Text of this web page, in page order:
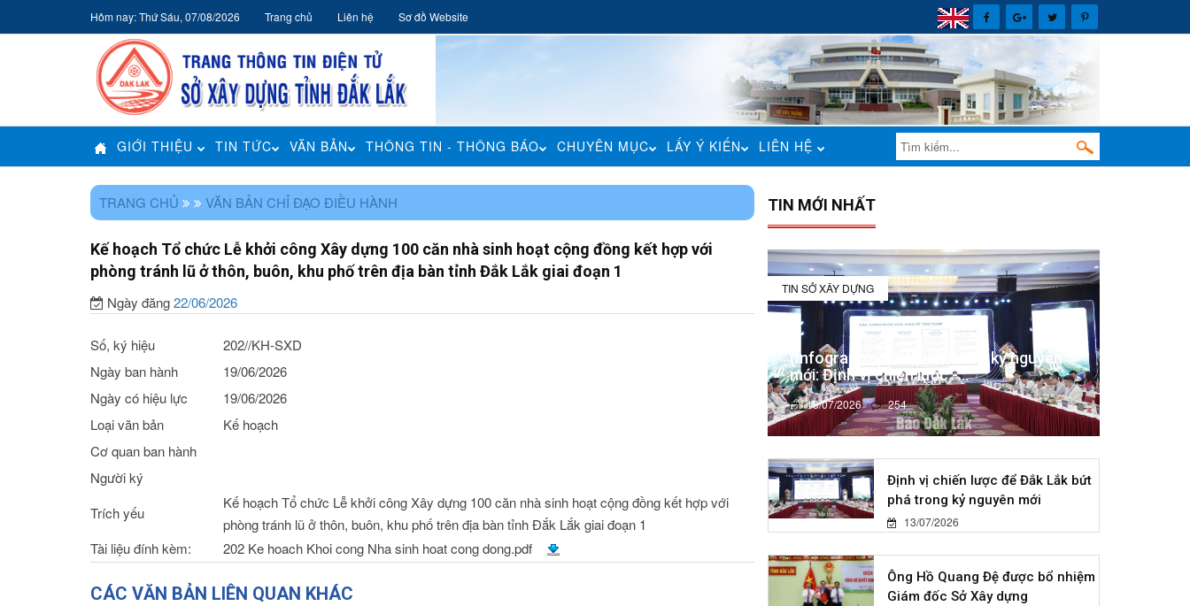
Hôm nay: Thứ Sáu, 07/08/2026 Trang chủ Liên hệ Sơ đồ Website
GIỚI THIỆU TIN TỨC VĂN BẢN THÔNG TIN - THÔNG BÁO CHUYÊN MỤC LẤY Ý KIẾN LIÊN HỆ
TRANG CHỦ VĂN BẢN CHỈ ĐẠO ĐIỀU HÀNH
Kế hoạch Tổ chức Lễ khởi công Xây dựng 100 căn nhà sinh hoạt cộng đồng kết hợp với
phòng tránh lũ ở thôn, buôn, khu phố trên địa bàn tỉnh Đắk Lắk giai đoạn 1
Ngày đăng22/06/2026
Số, ký hiệu
202//KH-SXD
Ngày ban hành
19/06/2026
Ngày có hiệu lực
19/06/2026
Loại văn bản
Kế hoạch
Cơ quan ban hành
Người ký
Trích yếu
Kế hoạch Tổ chức Lễ khởi công Xây dựng 100 căn nhà sinh hoạt cộng đồng kết hợp với
phòng tránh lũ ở thôn, buôn, khu phố trên địa bàn tỉnh Đắk Lắk giai đoạn 1
Tài liệu đính kèm:
202 Ke hoach Khoi cong Nha sinh hoat cong dong.pdf
CÁC VĂN BẢN LIÊN QUAN KHÁC
TIN MỚI NHẤT
TIN SỞ XÂY DỰNG
(Infographic) Đắk Lắk trong kỷ nguyên
mới: Định vị chiến lược -...
13/07/2026 254
Định vị chiến lược để Đắk Lắk bứt
phá trong kỷ nguyên mới
13/07/2026
Ông Hồ Quang Đệ được bổ nhiệm
Giám đốc Sở Xây dựng